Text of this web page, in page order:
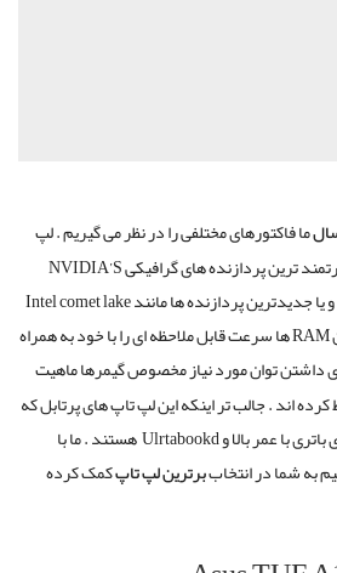
ما فاکتورهای مختلفی را در نظر می گیریم . لپ
ترین پردازنده های گرافیکیNVIDIA’S
و یا جدیدترین پردازنده ها مانندIntel comet lake
RAMها سرعت قابل ملاحظه ای را با خود به همراه
داشتن توان مورد نیاز مخصوص گیمرها ماهیت
اند . جالب تر اینکه این لپ تاپ های پرتابل که
با عمر بالا وUlrtabookdهستند . ما با
به شما در انتخاببرترین لپ تاپکمک کرده